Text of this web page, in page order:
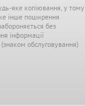
яке копіювання, у тому
інше поширення
без
інформації
обслуговування)